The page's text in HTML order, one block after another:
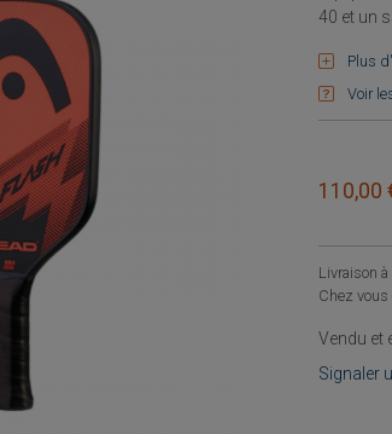
40 et un
Plus
Voir
110,00
Livraison
Chez vous
Vendu et
Signaler